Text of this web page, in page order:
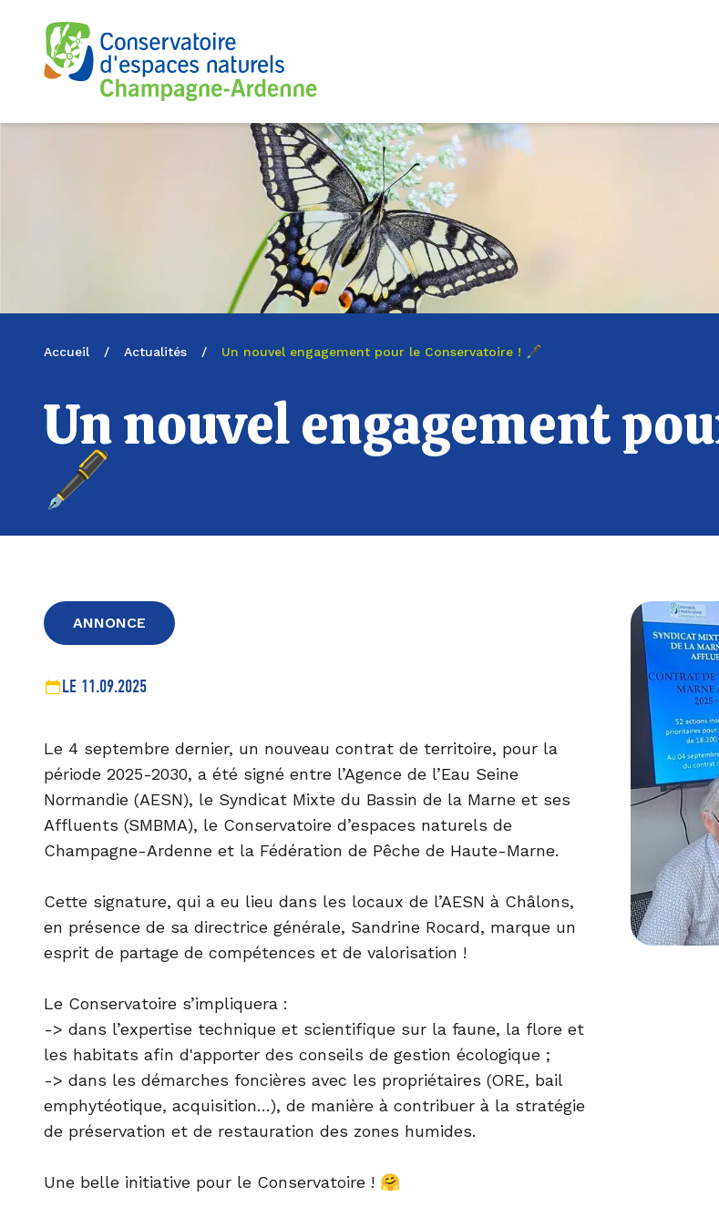
Logo du CENCA
Accueil / Actualités / Un nouvel engagement pour le Conservatoire ! 🖋️
Un nouvel engagement
🖋️
ANNONCE
LE 11.09.2025
Le 4 septembre dernier, un nouveau contrat de territoire, pour la
période 2025-2030, a été signé entre l’Agence de l’Eau Seine
Normandie (AESN), le Syndicat Mixte du Bassin de la Marne et ses
Affluents (SMBMA), le Conservatoire d’espaces naturels de
Champagne-Ardenne et la Fédération de Pêche de Haute-Marne.
Cette signature, qui a eu lieu dans les locaux de l’AESN à Châlons,
en présence de sa directrice générale, Sandrine Rocard, marque un
esprit de partage de compétences et de valorisation !
Le Conservatoire s’impliquera :
-> dans l’expertise technique et scientifique sur la faune, la flore et
les habitats afin d'apporter des conseils de gestion écologique ;
-> dans les démarches foncières avec les propriétaires (ORE, bail
emphytéotique, acquisition…), de manière à contribuer à la stratégie
de préservation et de restauration des zones humides.
Une belle initiative pour le Conservatoire ! 🤗